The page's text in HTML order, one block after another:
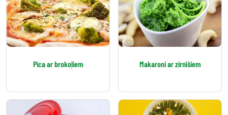
Pica ar brokoļiem Makaroni ar zirnīšiem